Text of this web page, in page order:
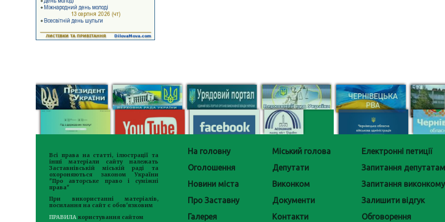
Всі права на статті, ілюстрації та
інші матеріали сайту належать
Заставнівській міській раді та
охороняються законом України
"Про авторське право і суміжні
права"
При використанні матеріалів,
посилання на сайт є обов'язковим
ПРАВИЛА користування сайтом
На головну
Оголошення
Новини міста
Про Заставну
Галерея
Міський голова
Депутати
Виконком
Документи
Контакти
Електронні петиції
Запитання депутатам
Запитання виконкому
Залишити відгук
Обговорення